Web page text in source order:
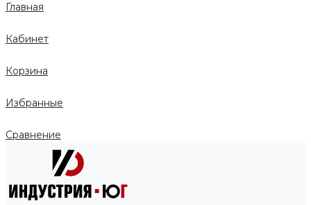
Главная
Кабинет
Корзина
Избранные
Сравнение